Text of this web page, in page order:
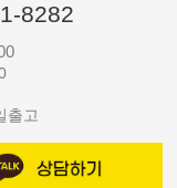
8282
출고